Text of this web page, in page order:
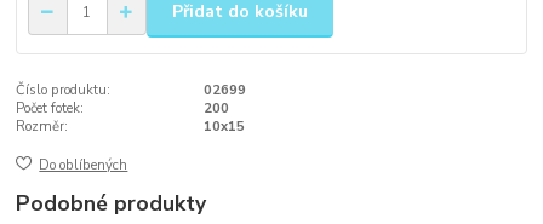
Přidat do košíku
Číslo produktu:
02699
Počet fotek:
200
Rozměr:
10x15
Do oblíbených
Podobné produkty